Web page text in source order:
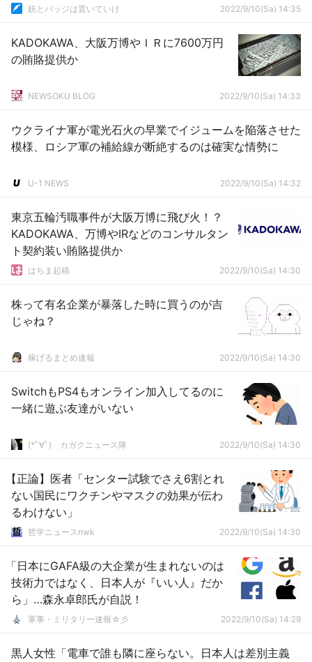
銃とバッジは置いていけ 2022/9/10(Sa) 14:35
KADOKAWA、大阪万博やＩＲに7600万円
の賄賂提供か
NEWSOKU BLOG 2022/9/10(Sa) 14:33
ウクライナ軍が電光石火の早業でイジュームを陥落させた
模様、ロシア軍の補給線が断絶するのは確実な情勢に
U-1 NEWS 2022/9/10(Sa) 14:32
東京五輪汚職事件が大阪万博に飛び火！？
KADOKAWA、万博やIRなどのコンサルタン
ト契約装い賄賂提供か
はちま起稿 2022/9/10(Sa) 14:30
株って有名企業が暴落した時に買うのが吉
じゃね？
稼げるまとめ速報 2022/9/10(Sa) 14:30
SwitchもPS4もオンライン加入してるのに
一緒に遊ぶ友達がいない
(*ﾟ∀ﾟ)ゞカガクニュース隊 2022/9/10(Sa) 14:30
【正論】医者「センター試験でさえ6割とれ
ない国民にワクチンやマスクの効果が伝わ
るわけない」
哲学ニュースnwk 2022/9/10(Sa) 14:30
「日本にGAFA級の大企業が生まれないのは
技術力ではなく、日本人が『いい人』だか
ら」…森永卓郎氏が自説！
軍事・ミリタリー速報☆彡 2022/9/10(Sa) 14:29
黒人女性「電車で誰も隣に座らない。日本人は差別主義